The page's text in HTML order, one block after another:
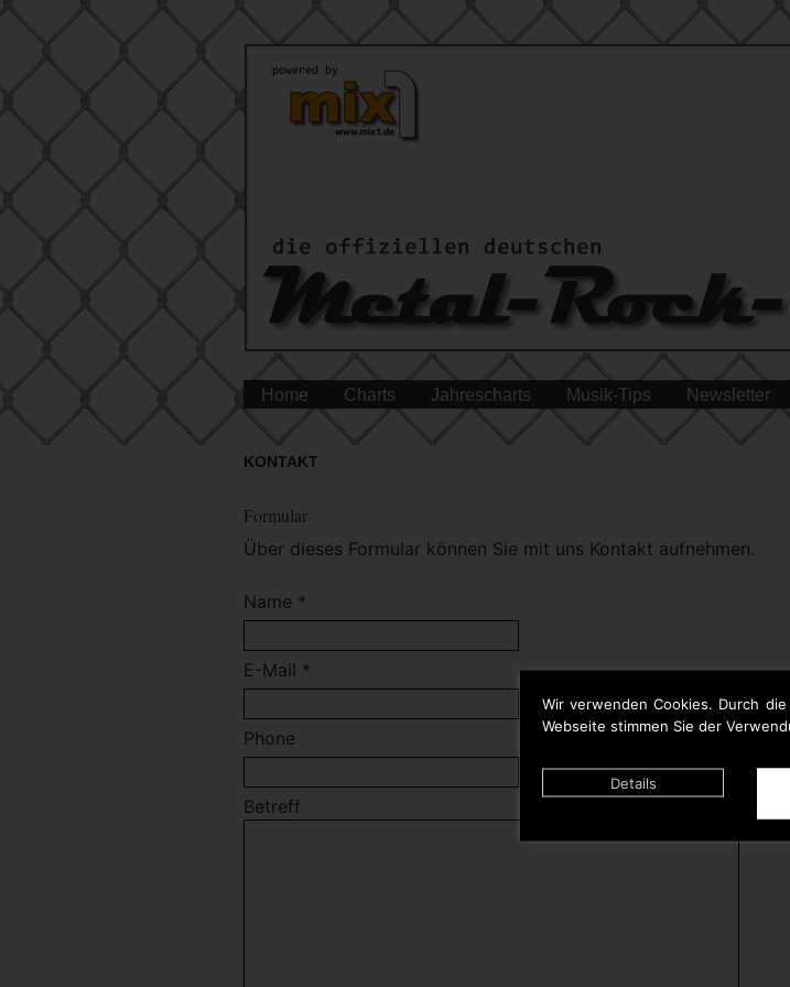
Wir verwenden Cookies. Durch
Webseite stimmen Sie der
Details
Home Charts Jahrescharts Musik-Tips Newsletter
KONTAKT
Formular
Über dieses Formular können Sie mit uns Kontakt aufnehmen.
Name *
E-Mail *
Phone
Betreff